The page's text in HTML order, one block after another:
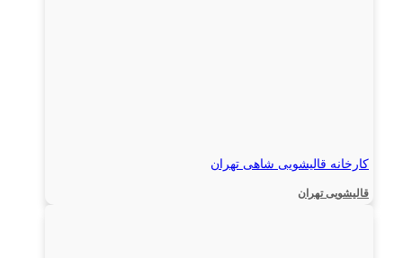
کارخانه قالیشویی شاهی تهران
قالیشویی تهران